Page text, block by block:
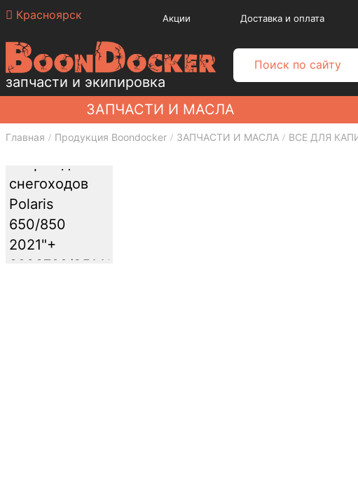
Красноярск Акции Доставка и оплата
запчасти и экипировка
ЗАПЧАСТИ И МАСЛА
Главная Продукция Boondocker ЗАПЧАСТИ И МАСЛА ВСЕ ДЛЯ